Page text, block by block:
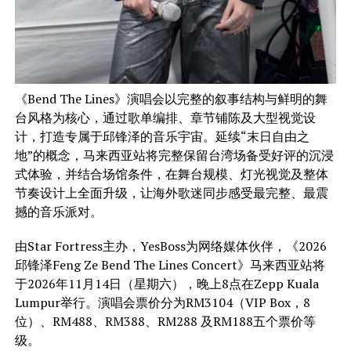
《Bend The Lines》演唱会以完整的叙事结构与鲜明的舞
台风格为核心，通过歌单编排、章节铺陈及大型视觉设
计，打造专属于邱锋泽的音乐宇宙。延续“末日自由之
地”的概念，马来西亚站将完整保留台湾场备受好评的沉浸
式体验，并结合场馆条件，在舞台规模、灯光视觉及整体
节奏设计上全面升级，让海外歌迷同步感受最完整、最震
撼的音乐派对。
由Star Fortress主办，YesBoss为网络媒体伙伴，《2026
邱锋泽Feng Ze Bend The Lines Concert》马来西亚站将
于2026年11月14日（星期六），晚上8点在Zepp Kuala
Lumpur举行。演唱会票价分为RM3104（VIP Box，8
位）、RM488、RM388、RM288 及RM188五个票价等
级。